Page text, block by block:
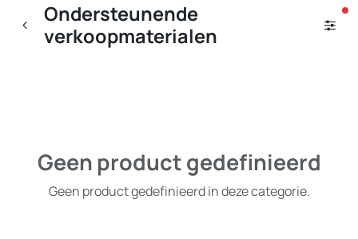
Ondersteunende
verkoopmaterialen
Geen product gedefinieerd
Geen product gedefinieerd in deze categorie.